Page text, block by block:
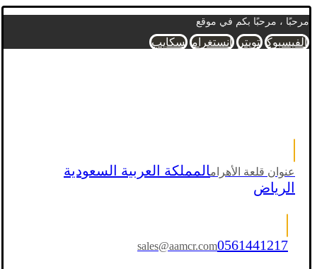
مرحبًا ، مرحبًا بكم في موقع
الفيسبوك تويتر انستغرام سكايب
عنوان قلعة الأهرامالمملكة العربية السعودية
الرياض
sales@aamcr.com0561441217